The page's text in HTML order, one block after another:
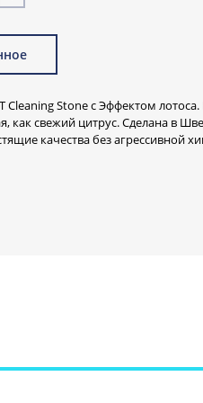
Cleaning Stone с Эффектом лотоса.
как свежий цитрус. Сделана в
качества без агрессивной
канализации.